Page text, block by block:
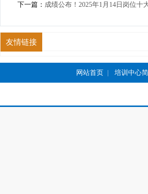
下一篇： 成绩公布！2025年1月14日岗位十
友情链接
网站首页 培训中心